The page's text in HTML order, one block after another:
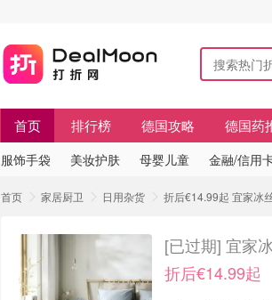
首页 排行榜 德国攻略 德国药
服饰手袋 美妆护肤 母婴儿童 金融/信用
首页 家居厨卫 日用杂货 折后€14.99起 宜家冰
[已过期] 宜家
折后€14.99起